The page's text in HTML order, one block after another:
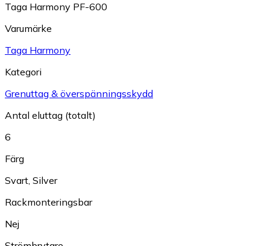
Taga Harmony PF-600
Varumärke
Taga Harmony
Kategori
Grenuttag & överspänningsskydd
Antal eluttag (totalt)
6
Färg
Svart, Silver
Rackmonteringsbar
Nej